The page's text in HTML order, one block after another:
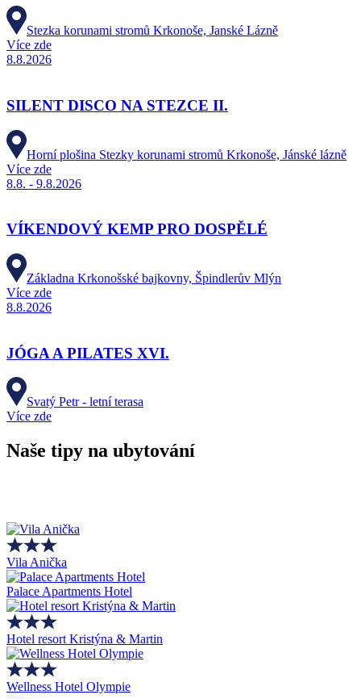
Stezka korunami stromů Krkonoše, Janské Lázně
Více zde
8.8.2026
SILENT DISCO NA STEZCE II.
Horní plošina Stezky korunami stromů Krkonoše, Jánské lázně
Více zde
8.8. - 9.8.2026
VÍKENDOVÝ KEMP PRO DOSPĚLÉ
Základna Krkonošské bajkovny, Špindlerův Mlýn
Více zde
8.8.2026
JÓGA A PILATES XVI.
Svatý Petr - letní terasa
Více zde
Naše tipy na ubytování
Vila Anička
Palace Apartments Hotel
Hotel resort Kristýna & Martin
Wellness Hotel Olympie